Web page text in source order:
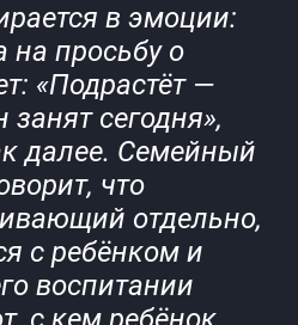
в эмоции:
на просьбу о
«Подрастёт —
сегодня»,
далее. Семейный
что
отдельно,
с ребёнком и
воспитании